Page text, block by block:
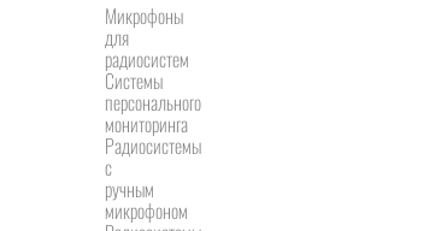
Микрофоны
для
радиосистем
Системы
персонального
мониторинга
Радиосистемы
c
ручным
микрофоном